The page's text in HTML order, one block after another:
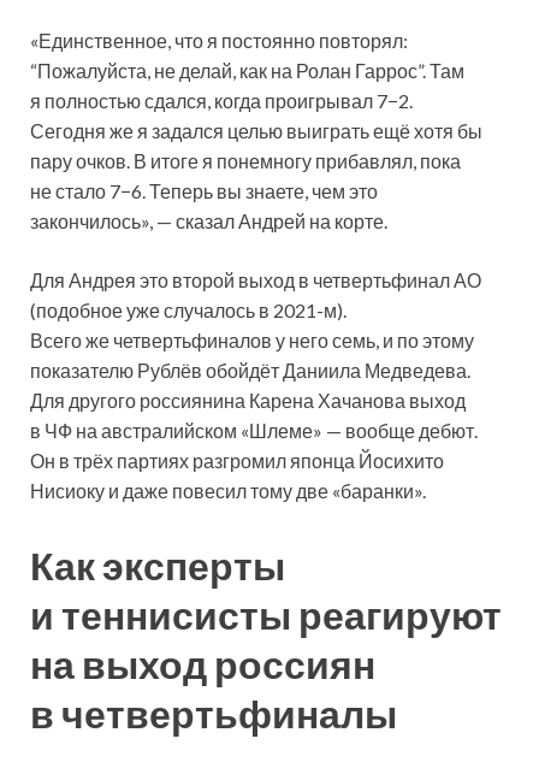
«Единственное, что я постоянно повторял:
“Пожалуйста, не делай, как на Ролан Гаррос”. Там
я полностью сдался, когда проигрывал 7−2.
Сегодня же я задался целью выиграть ещё хотя бы
пару очков. В итоге я понемногу прибавлял, пока
не стало 7−6. Теперь вы знаете, чем это
закончилось», — сказал Андрей на корте.
Для Андрея это второй выход в четвертьфинал АО
(подобное уже случалось в 2021-м).
Всего же четвертьфиналов у него семь, и по этому
показателю Рублёв обойдёт Даниила Медведева.
Для другого россиянина Карена Хачанова выход
в ЧФ на австралийском «Шлеме» — вообще дебют.
Он в трёх партиях разгромил японца Йосихито
Нисиоку и даже повесил тому две «баранки».
Как эксперты
и теннисисты реагируют
на выход россиян
в четвертьфиналы